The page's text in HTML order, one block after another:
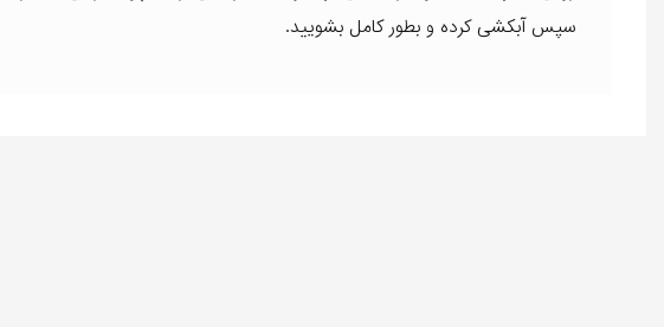
سپس آبکشی کرده و بطور کامل بشویید.